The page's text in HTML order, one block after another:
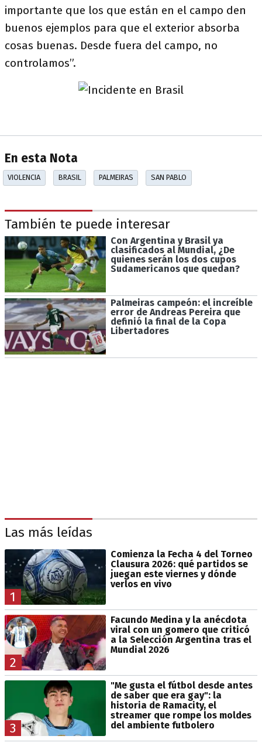
importante que los que están en el campo den
buenos ejemplos para que el exterior absorba
cosas buenas. Desde fuera del campo, no
controlamos”.
En esta Nota
VIOLENCIA BRASIL PALMEIRAS SAN PABLO
También te puede interesar
Con Argentina y Brasil ya
clasificados al Mundial, ¿De
quienes serán los dos cupos
Sudamericanos que quedan?
Palmeiras campeón: el increíble
error de Andreas Pereira que
definió la final de la Copa
Libertadores
Las más leídas
1
Comienza la Fecha 4 del Torneo
Clausura 2026: qué partidos se
juegan este viernes y dónde
verlos en vivo
2
Facundo Medina y la anécdota
viral con un gomero que criticó
a la Selección Argentina tras el
Mundial 2026
3
"Me gusta el fútbol desde antes
de saber que era gay": la
historia de Ramacity, el
streamer que rompe los moldes
del ambiente futbolero